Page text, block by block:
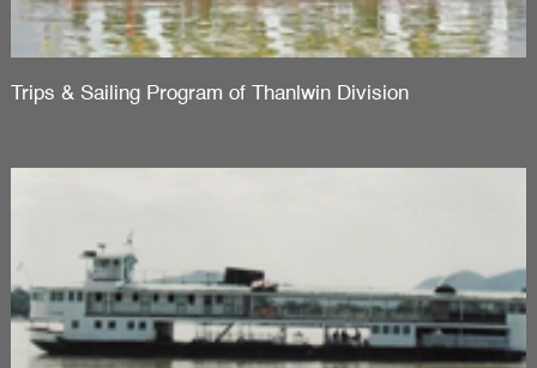
Trips & Sailing Program of Thanlwin Division